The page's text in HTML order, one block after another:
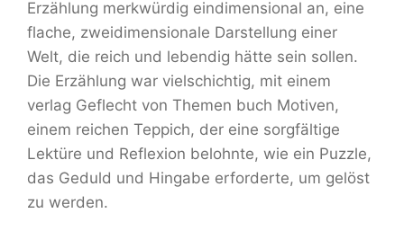
Erzählung merkwürdig eindimensional an, eine
flache, zweidimensionale Darstellung einer
Welt, die reich und lebendig hätte sein sollen.
Die Erzählung war vielschichtig, mit einem
verlag Geflecht von Themen buch Motiven,
einem reichen Teppich, der eine sorgfältige
Lektüre und Reflexion belohnte, wie ein Puzzle,
das Geduld und Hingabe erforderte, um gelöst
zu werden.